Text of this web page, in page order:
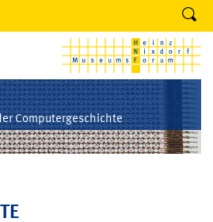
Computergeschichte